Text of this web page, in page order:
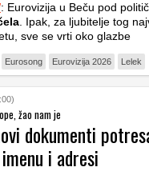
: Eurovizija u Beču pod
. Ipak, za ljubitelje tog
sve se vrti oko glazbe
Eurosong Eurovizija 2026 Lelek
žao nam je
dokumenti
i adresi